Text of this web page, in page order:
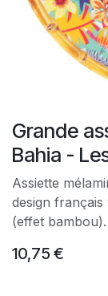
Grande
Bahia -
Assiette
design
(effet
10,75 €